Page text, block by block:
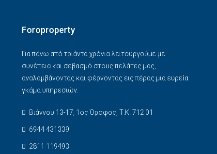
Foroproperty
Για πάνω από τριάντα χρόνια λειτουργούμε με
συνέπεια και σεβασμό στους πελάτες μας,
αναλαμβάνοντας και φέρνοντας εις πέρας μια ευρεία
γκάμα υπηρεσιών.
Βιάννου 13-17, 1ος Όροφος, Τ.Κ. 712 01
6944 431339
2811 119493